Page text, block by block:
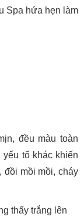
Spa hứa hẹn làm
đều màu toàn
tố khác khiến
đồi mồi mồi, cháy
thấy trắng lên